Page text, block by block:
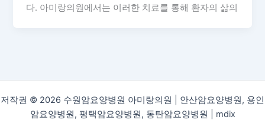
다. 아미랑의원에서는 이러한 치료를 통해 환자의 삶의
저작권 © 2026 수원암요양병원 아미랑의원 | 안산암요양병원, 용인
암요양병원, 평택암요양병원, 동탄암요양병원 | mdix